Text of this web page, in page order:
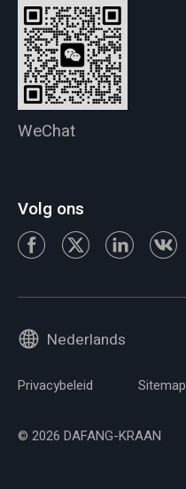
WeChat
Volg ons
Nederlands
Privacybeleid Sitemap
© 2026 DAFANG-KRAAN